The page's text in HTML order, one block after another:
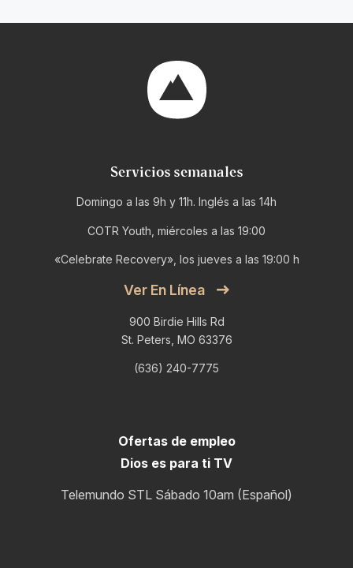
Servicios semanales
Domingo a las 9h y 11h. Inglés a las 14h
COTR Youth, miércoles a las 19:00
«Celebrate Recovery», los jueves a las 19:00 h
Ver En Línea
900 Birdie Hills Rd
St. Peters, MO 63376
(636) 240-7775
Ofertas de empleo
Dios es para ti TV
Telemundo STL Sábado 10am (Español)